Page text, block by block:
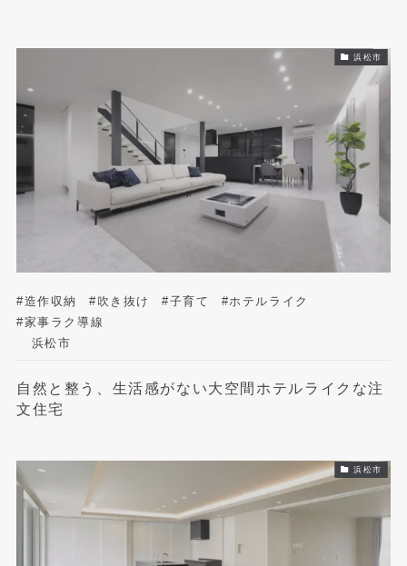
浜松市
#造作収納 #吹き抜け #子育て
#ホテルライク
#家事ラク導線
浜松市
自然と整う、生活感がない大空間ホテルライクな注
文住宅
浜松市